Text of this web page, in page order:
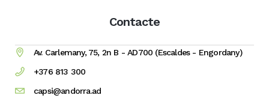
Contacte
Av. Carlemany, 75, 2n B - AD700 (Escaldes - Engordany)
+376 813 300
capsi@andorra.ad